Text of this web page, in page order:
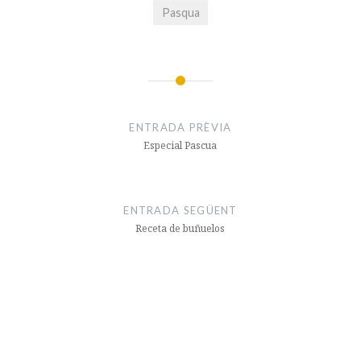
Pasqua
ENTRADA PRÈVIA
Especial Pascua
ENTRADA SEGÜENT
Receta de buñuelos